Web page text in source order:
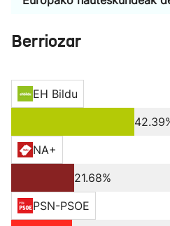
Berriozar
EH Bildu
NA+
21.68%
PSN-PSOE